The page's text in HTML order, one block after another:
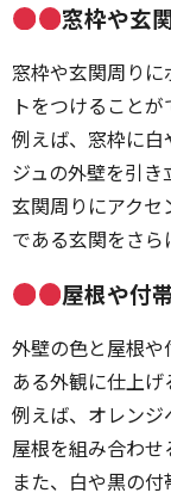
窓枠や玄
窓枠や玄関周り
トをつけることが
例えば、窓枠に
ジュの外壁を引き
玄関周りにアク
である玄関をさら
屋根や付
外壁の色と屋根
ある外観に仕上げ
例えば、オレン
屋根を組み合わせ
また、白や黒の